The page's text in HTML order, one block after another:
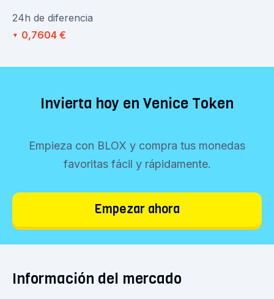
24h de diferencia
▼ 0,7604 €
Invierta hoy en Venice Token
Empieza con BLOX y compra tus monedas
favoritas fácil y rápidamente.
Empezar ahora
Información del mercado